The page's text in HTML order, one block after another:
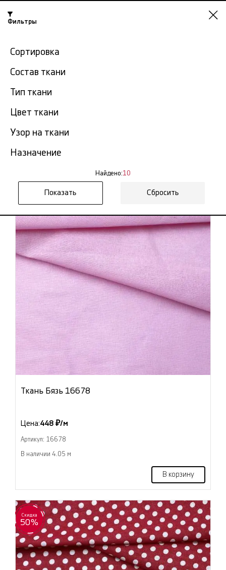
Челябинск
-15% на ткани по промокоду NY15
ГлавнаяБязьБязь в розницу
Бязь в розницу в
Челябинске
Фильтр
Фильтры
Сортировка
Состав ткани
Тип ткани
Цвет ткани
Узор на ткани
Назначение
Найдено:10
Сбросить
Ткань Бязь 16678
Цена:448 ₽/м
Артикул: 16678
В наличии 4.05 м
В корзину
Скидка
50%